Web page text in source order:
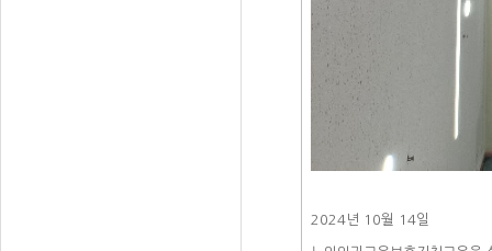
2024년 10월 14일